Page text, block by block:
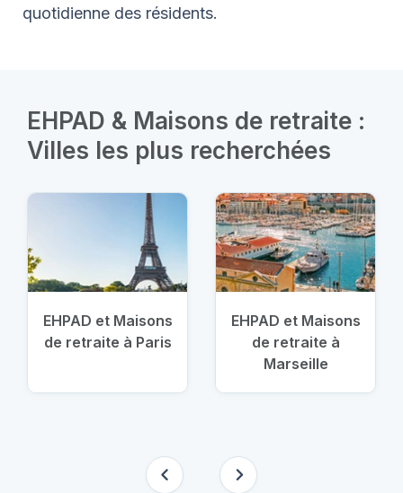
quotidienne des résidents.
EHPAD & Maisons de retraite :
Villes les plus recherchées
EHPAD et Maisons
de retraite à Paris
EHPAD et Maisons
de retraite à
Marseille